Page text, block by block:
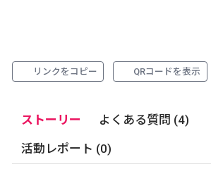
リンクをコピー QRコードを表示
ストーリー よくある質問 (4)
活動レポート (0)